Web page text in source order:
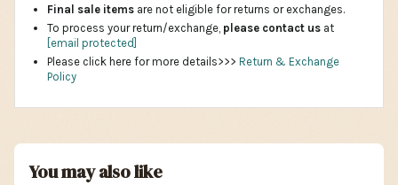
Final sale items are not eligible for returns or exchanges.
To process your return/exchange, please contact us at
[email protected]
Please click here for more details>>> Return & Exchange
Policy
You may also like